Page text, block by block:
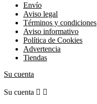
Envío
Aviso legal
Términos y condiciones
Aviso informativo
Política de Cookies
Advertencia
Tiendas
Su cuenta
Su cuenta  